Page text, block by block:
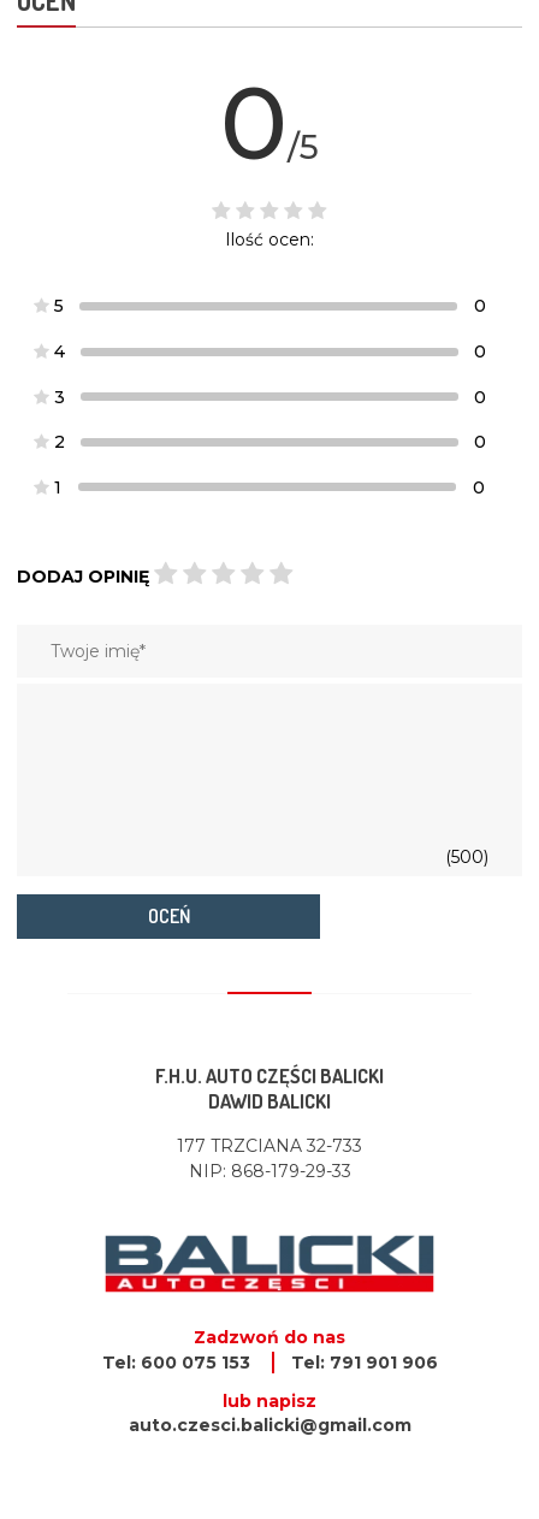
0/5
Ilość ocen:
5 0
4 0
3 0
2 0
1 0
DODAJ OPINIĘ
(500)
OCEŃ
F.H.U. AUTO CZĘŚCI BALICKI
DAWID BALICKI
177 TRZCIANA 32-733
NIP: 868-179-29-33
Zadzwoń do nas
Tel: 600 075 153
Tel: 791 901 906
lub napisz
auto.czesci.balicki@gmail.com